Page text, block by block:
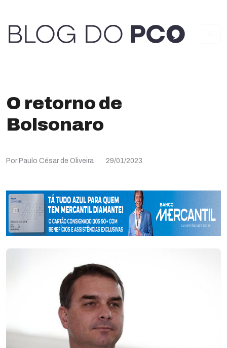
O retorno de
Bolsonaro
Por Paulo César de Oliveira 29/01/2023